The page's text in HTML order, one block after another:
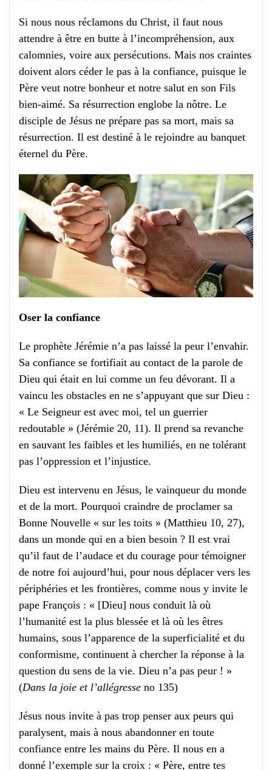
Si nous nous réclamons du Christ, il faut nous
attendre à être en butte à l’incompréhension, aux
calomnies, voire aux persécutions. Mais nos craintes
doivent alors céder le pas à la confiance, puisque le
Père veut notre bonheur et notre salut en son Fils
bien-aimé. Sa résurrection englobe la nôtre. Le
disciple de Jésus ne prépare pas sa mort, mais sa
résurrection. Il est destiné à le rejoindre au banquet
éternel du Père.
Oser la confiance
Le prophète Jérémie n’a pas laissé la peur l’envahir.
Sa confiance se fortifiait au contact de la parole de
Dieu qui était en lui comme un feu dévorant. Il a
vaincu les obstacles en ne s’appuyant que sur Dieu :
« Le Seigneur est avec moi, tel un guerrier
redoutable » (Jérémie 20, 11). Il prend sa revanche
en sauvant les faibles et les humiliés, en ne tolérant
pas l’oppression et l’injustice.
Dieu est intervenu en Jésus, le vainqueur du monde
et de la mort. Pourquoi craindre de proclamer sa
Bonne Nouvelle « sur les toits » (Matthieu 10, 27),
dans un monde qui en a bien besoin ? Il est vrai
qu’il faut de l’audace et du courage pour témoigner
de notre foi aujourd’hui, pour nous déplacer vers les
périphéries et les frontières, comme nous y invite le
pape François : « [Dieu] nous conduit là où
l’humanité est la plus blessée et là où les êtres
humains, sous l’apparence de la superficialité et du
conformisme, continuent à chercher la réponse à la
question du sens de la vie. Dieu n’a pas peur ! »
(Dans la joie et l’allégresse no 135)
Jésus nous invite à pas trop penser aux peurs qui
paralysent, mais à nous abandonner en toute
confiance entre les mains du Père. Il nous en a
donné l’exemple sur la croix : « Père, entre tes